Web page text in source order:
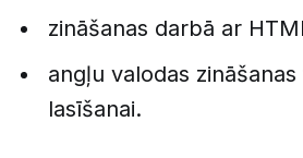
zināšanas darbā ar
angļu valodas
lasīšanai.